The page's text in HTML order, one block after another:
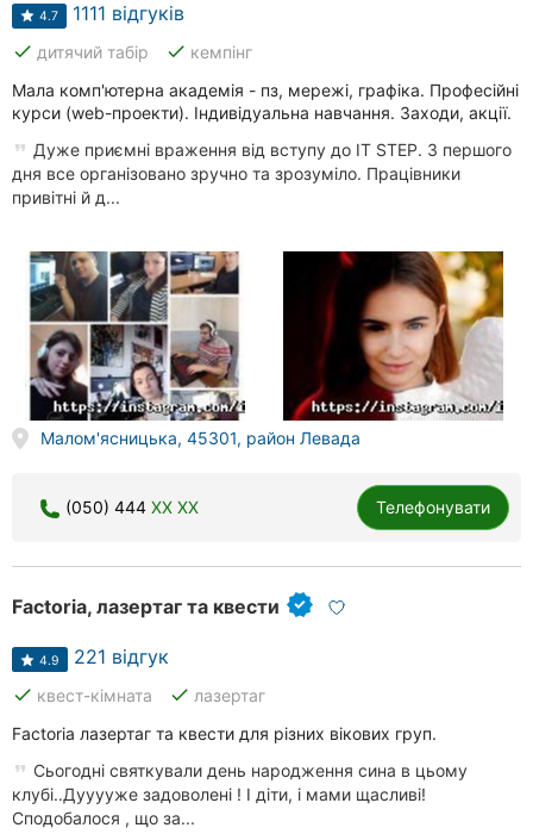
4.7 1111 відгуків
done дитячий табір done кемпінг
Мала комп'ютерна академія - пз, мережі, графіка. Професійні
курси (web-проекти). Індивідуальна навчання. Заходи, акції.
Дуже приємні враження від вступу до IT STEP. З першого
дня все організовано зручно та зрозуміло. Працівники
привітні й д...
Малом'ясницька, 45301, район Левада
(050) 444 XX XX Телефонувати
Factoria, лазертаг та квести
4.9 221 відгук
done квест-кімната done лазертаг
Factoria лазертаг та квести для різних вікових груп.
Сьогодні святкували день народження сина в цьому
клубі..Дууууже задоволені ! І діти, і мами щасливі!
Сподобалося , що за...